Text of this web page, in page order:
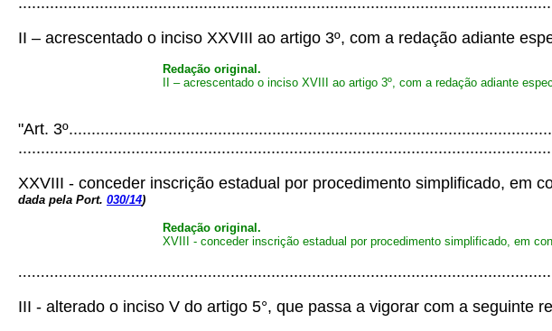
II – acrescentado o inciso XXVIII ao artigo 3º, com a redação adiante
Redação original.
II – acrescentado o inciso XVIII ao artigo 3º, com a redação adiante
"Art.
XXVIII - conceder inscrição estadual por procedimento simplificado, em
dada pela Port. 030/14)
Redação original.
XVIII - conceder inscrição estadual por procedimento simplificado, em
...............................................
III - alterado o inciso V do artigo 5°, que passa a vigorar com a seguinte